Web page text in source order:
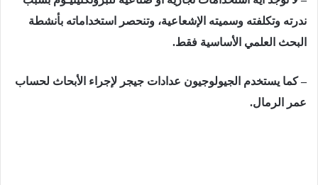
ندرته وتكلفته وسميته الإشعاعية، وتنحصر استخداماته بأنشطة
البحث العلمي الأساسية فقط.
– كما يستخدم الجيولوجيون عدادات جيجر لإجراء الأبحاث لحساب
عمر الرمال.